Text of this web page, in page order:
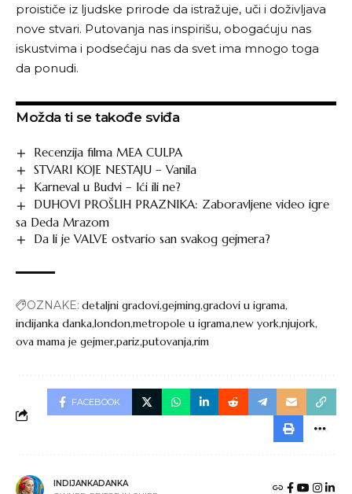
proističe iz ljudske prirode da istražuje, uči i doživljava
nove stvari. Putovanja nas inspirišu, obogaćuju nas
iskustvima i podsećaju nas da svet ima mnogo toga
da ponudi.
Možda ti se takođe sviđa
Recenzija filma MEA CULPA
STVARI KOJE NESTAJU – Vanila
Karneval u Budvi – Ići ili ne?
DUHOVI PROŠLIH PRAZNIKA: Zaboravljene video igre
sa Deda Mrazom
Da li je VALVE ostvario san svakog gejmera?
OZNAKE: detaljni gradovigejminggradovi u igrama
indijanka dankalondonmetropole u igramanew yorknjujork
ova mama je gejmerpariz putovanjarim
FACEBOOK
INDIJANKADANKA